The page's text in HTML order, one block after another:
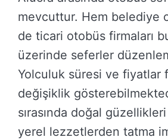
mevcuttur. Hem belediye
de ticari otobüs firmaları
üzerinde seferler
Yolculuk süresi ve fiyatlar
değişiklik
sırasında doğal
yerel lezzetlerden tatma